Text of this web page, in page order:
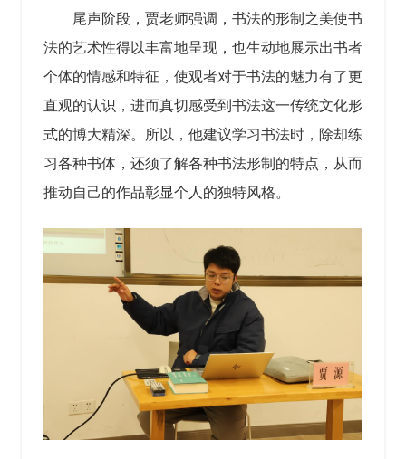
尾声阶段，贾老师强调，书法的形制之美使书
法的艺术性得以丰富地呈现，也生动地展示出书者
个体的情感和特征，使观者对于书法的魅力有了更
直观的认识，进而真切感受到书法这一传统文化形
式的博大精深。所以，他建议学习书法时，除却练
习各种书体，还须了解各种书法形制的特点，从而
推动自己的作品彰显个人的独特风格。